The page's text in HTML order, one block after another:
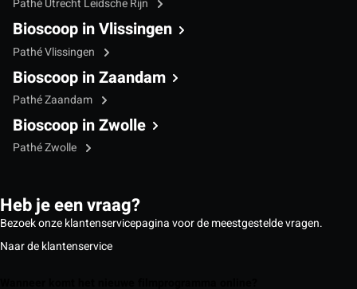
Pathé Utrecht Leidsche Rijn
Bioscoop in Vlissingen
Pathé Vlissingen
Bioscoop in Zaandam
Pathé Zaandam
Bioscoop in Zwolle
Pathé Zwolle
Heb je een vraag?
Bezoek onze klantenservicepagina voor de meestgestelde vragen.
Naar de klantenservice